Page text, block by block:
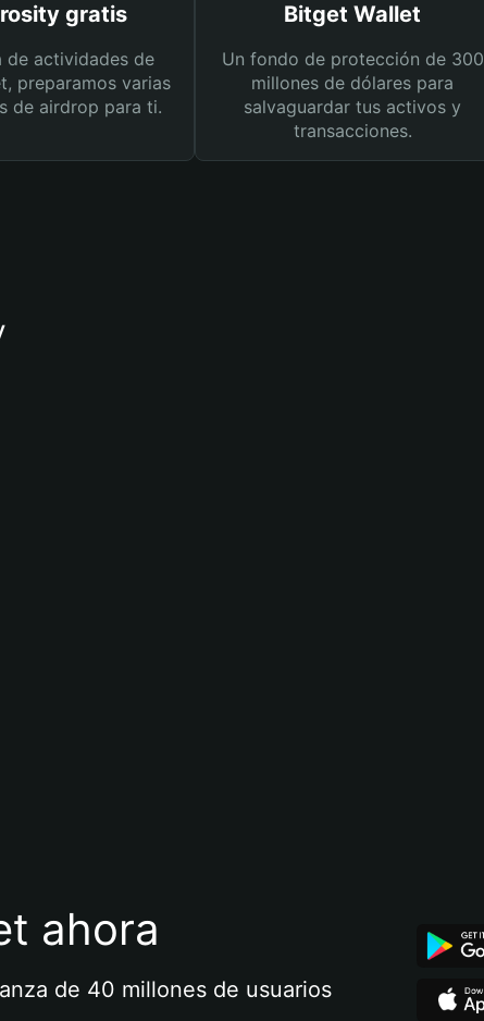
gratis
de actividades de
preparamos varias
de airdrop para ti.
Bitget Wallet
Un fondo de protección de 300
millones de dólares para
salvaguardar tus activos y
transacciones.
ahora
de 40 millones de usuarios